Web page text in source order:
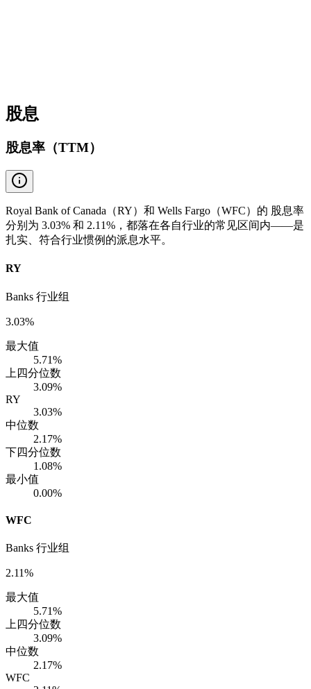
股息
股息率（TTM）
Royal Bank of Canada（RY）和 Wells Fargo（WFC）的 股息率
分别为 3.03% 和 2.11%，都落在各自行业的常见区间内——是
扎实、符合行业惯例的派息水平。
RY
Banks 行业组
3.03%
最大值
5.71%
上四分位数
3.09%
RY
3.03%
中位数
2.17%
下四分位数
1.08%
最小值
0.00%
WFC
Banks 行业组
2.11%
最大值
5.71%
上四分位数
3.09%
中位数
2.17%
WFC